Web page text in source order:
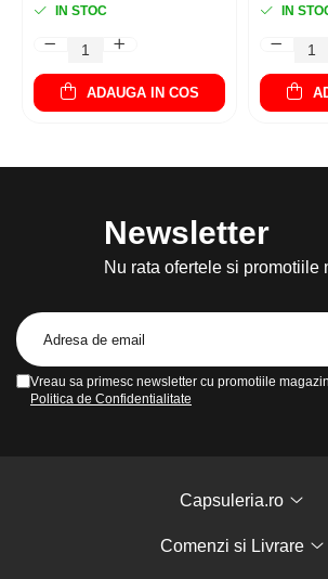
IN STOC
ADAUGA IN COS
IN
Newsletter
Nu rata ofertele si promotiile
Vreau sa primesc newsletter cu promotiile
Politica de Confidentialitate
Capsuleria.ro
Comenzi si Livrare